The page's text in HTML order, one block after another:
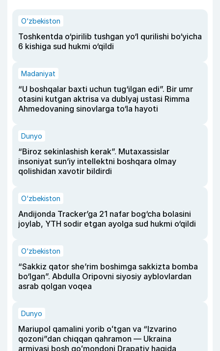
O‘zbekiston
Toshkentda o‘pirilib tushgan yo‘l qurilishi bo‘yicha
6 kishiga sud hukmi o‘qildi
Madaniyat
“U boshqalar baxti uchun tug‘ilgan edi”. Bir umr
otasini kutgan aktrisa va dublyaj ustasi Rimma
Ahmedovaning sinovlarga to‘la hayoti
Dunyo
“Biroz sekinlashish kerak”. Mutaxassislar
insoniyat sun’iy intellektni boshqara olmay
qolishidan xavotir bildirdi
O‘zbekiston
Andijonda Tracker’ga 21 nafar bog‘cha bolasini
joylab, YTH sodir etgan ayolga sud hukmi o‘qildi
O‘zbekiston
“Sakkiz qator she’rim boshimga sakkizta bomba
bo‘lgan”. Abdulla Oripovni siyosiy ayblovlardan
asrab qolgan voqea
Dunyo
Mariupol qamalini yorib oʻtgan va “Izvarino
qozoni”dan chiqqan qahramon — Ukraina
armiyasi bosh qoʻmondoni Drapatiy haqida